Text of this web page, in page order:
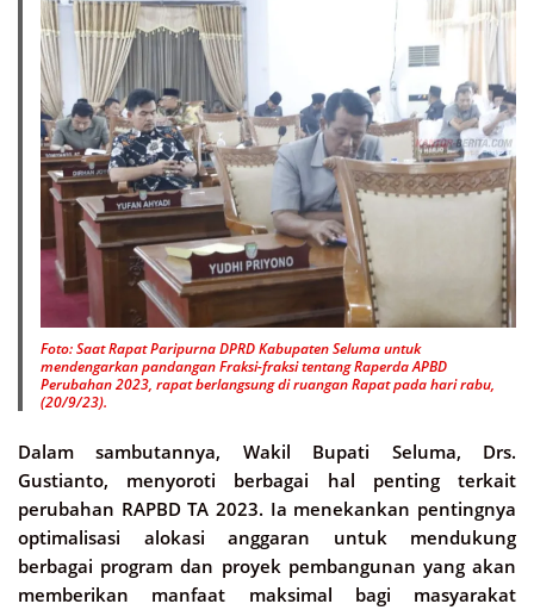
Foto: Saat Rapat Paripurna DPRD Kabupaten Seluma untuk
mendengarkan pandangan Fraksi-fraksi tentang Raperda APBD
Perubahan 2023, rapat berlangsung di ruangan Rapat pada hari rabu,
(20/9/23).
Dalam sambutannya, Wakil Bupati Seluma, Drs.
Gustianto, menyoroti berbagai hal penting terkait
perubahan RAPBD TA 2023. Ia menekankan pentingnya
optimalisasi alokasi anggaran untuk mendukung
berbagai program dan proyek pembangunan yang akan
memberikan manfaat maksimal bagi masyarakat